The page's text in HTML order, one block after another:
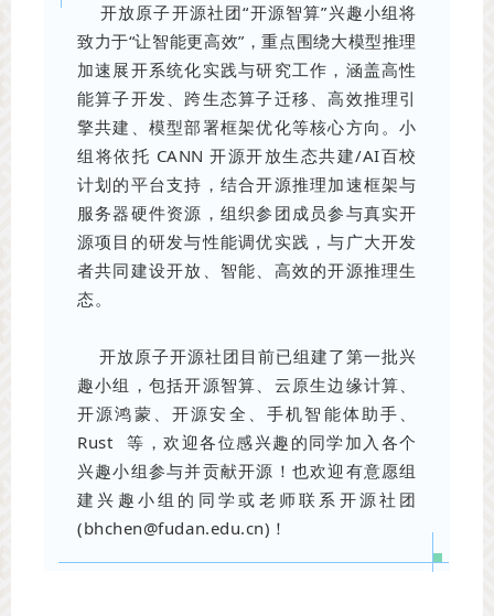
开放原子开源社团“开源智算”兴趣小组将
致力于“让智能更高效”，重点围绕大模型推理
加速展开系统化实践与研究工作，涵盖高性
能算子开发、跨生态算子迁移、高效推理引
擎共建、模型部署框架优化等核心方向。小
组将依托 CANN 开源开放生态共建/AI百校
计划的平台支持，结合开源推理加速框架与
服务器硬件资源，组织参团成员参与真实开
源项目的研发与性能调优实践，与广大开发
者共同建设开放、智能、高效的开源推理生
态。
开放原子开源社团目前已组建了第一批兴
趣小组 ，包括开源智算、云原生边缘计算、
开源鸿蒙、开源安全、手机智能体助手、
Rust
等，欢迎各位感兴趣的同学加入各个
兴趣小组参与并贡献开源！也欢迎有意愿组
建兴趣小组的同学或老师联系开源社团
(bhchen@fudan.edu.cn)！